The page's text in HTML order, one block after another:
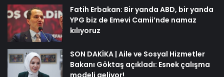
Fatih Erbakan: Bir yanda ABD, bir yanda
YPG biz de Emevi Camii’nde namaz
kılıyoruz
SON DAKİKA | Aile ve Sosyal Hizmetler
Bakanı Göktaş açıkladı: Esnek çalışma